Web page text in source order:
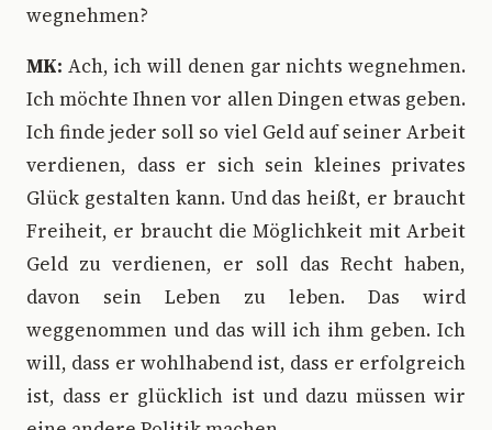
wegnehmen?
MK: Ach, ich will denen gar nichts wegnehmen.
Ich möchte Ihnen vor allen Dingen etwas geben.
Ich finde jeder soll so viel Geld auf seiner Arbeit
verdienen, dass er sich sein kleines privates
Glück gestalten kann. Und das heißt, er braucht
Freiheit, er braucht die Möglichkeit mit Arbeit
Geld zu verdienen, er soll das Recht haben,
davon sein Leben zu leben. Das wird
weggenommen und das will ich ihm geben. Ich
will, dass er wohlhabend ist, dass er erfolgreich
ist, dass er glücklich ist und dazu müssen wir